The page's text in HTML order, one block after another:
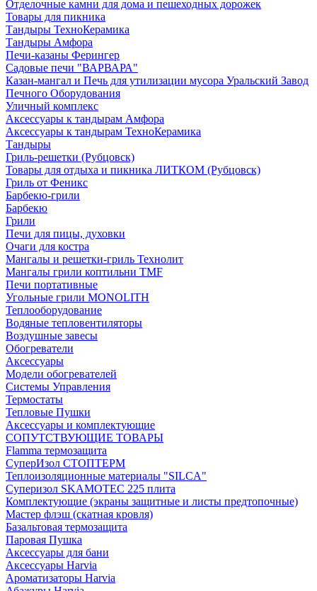
Отделочные камни для дома и пешеходных дорожек
Товары для пикника
Тандыры ТехноКерамика
Тандыры Амфора
Печи-казаны Ферингер
Садовые печи "ВАРВАРА"
Казан-мангал и Печь для утилизации мусора Уральский Завод
Печного Оборудования
Уличный комплекс
Аксессуары к тандырам Амфора
Аксессуары к тандырам ТехноКерамика
Тандыры
Гриль-решетки (Рубцовск)
Товары для отдыха и пикника ЛИТКОМ (Рубцовск)
Гриль от Феникс
Барбекю-грили
Барбекю
Грили
Печи для пицы, духовки
Очаги для костра
Мангалы и решетки-гриль Технолит
Мангалы грили коптильни TMF
Печи портативные
Угольные грили MONOLITH
Теплооборудование
Водяные тепловентиляторы
Воздушные завесы
Обогреватели
Аксессуары
Модели обогревателей
Системы Управления
Термостаты
Тепловые Пушки
Аксессуары и комплектующие
СОПУТСТВУЮЩИЕ ТОВАРЫ
Flamma термозащита
СуперИзол СТОПТЕРМ
Теплоизоляционные материалы "SILCA"
Суперизол SKAMOTEC 225 плита
Комплектующие (экраны защитные и листы предтопочные)
Мастер флэш (скатная кровля)
Базальтовая термозащита
Паровая Пушка
Аксессуары для бани
Аксессуары Harvia
Ароматизаторы Harvia